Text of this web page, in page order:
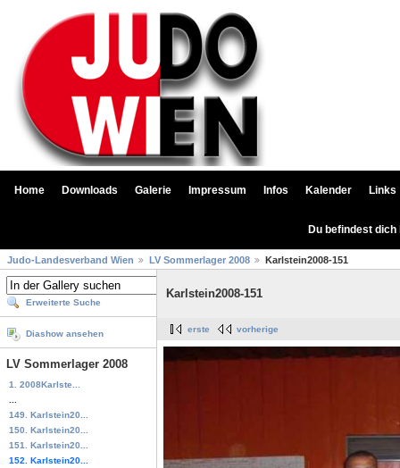
Home Downloads Galerie Impressum Infos Kalender Links
Du befindest
Judo-Landesverband Wien LV Sommerlager 2008 Karlstein2008-151
Erweiterte Suche
Diashow ansehen
LV Sommerlager 2008
1. 2008Karlste...
149. Karlstein20...
150. Karlstein20...
151. Karlstein20...
152. Karlstein20...
Karlstein2008-151
erste vorherige